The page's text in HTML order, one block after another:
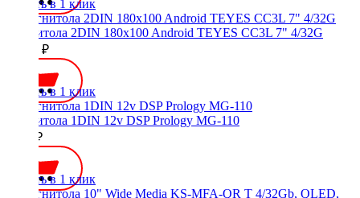
Купить в 1 клик
Магнитола 2DIN 180x100 Android TEYES CC3L 7" 4/32G
19590 ₽
Купить в 1 клик
Магнитола 1DIN 12v DSP Prology MG-110
5000 ₽
Купить в 1 клик